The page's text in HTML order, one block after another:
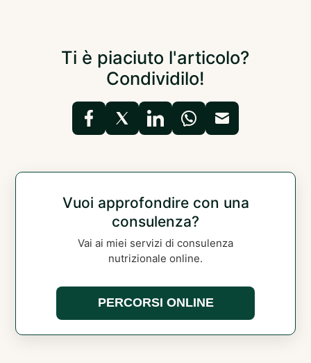
Ti è piaciuto l'articolo?
Condividilo!
Vuoi approfondire con una
consulenza?
Vai ai miei servizi di consulenza
nutrizionale online.
PERCORSI ONLINE